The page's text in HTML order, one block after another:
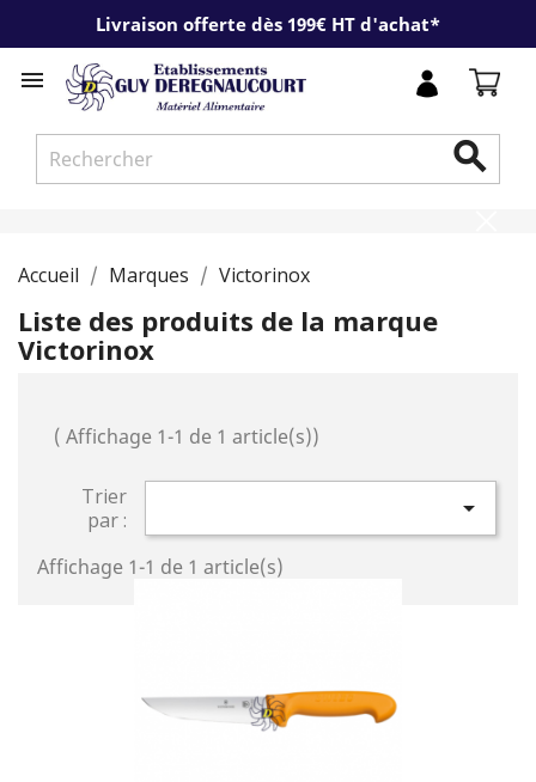
Livraison offerte dès 199€ HT d'achat*


Accueil Marques Victorinox
Liste des produits de la marque
Victorinox
( Affichage 1-1 de 1 article(s))
Trier
par :

Affichage 1-1 de 1 article(s)